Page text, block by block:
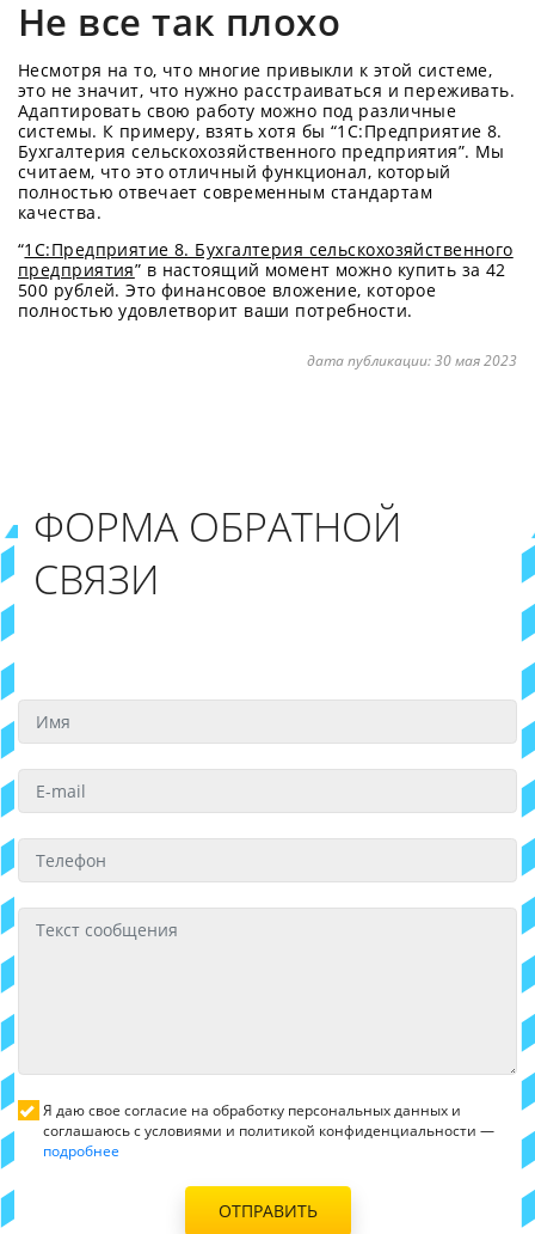
Не все так плохо
Несмотря на то, что многие привыкли к этой системе,
это не значит, что нужно расстраиваться и переживать.
Адаптировать свою работу можно под различные
системы. К примеру, взять хотя бы “1С:Предприятие 8.
Бухгалтерия сельскохозяйственного предприятия”. Мы
считаем, что это отличный функционал, который
полностью отвечает современным стандартам
качества.
“1С:Предприятие 8. Бухгалтерия сельскохозяйственного
предприятия” в настоящий момент можно купить за 42
500 рублей. Это финансовое вложение, которое
полностью удовлетворит ваши потребности.
дата публикации:30 мая 2023
ФОРМА ОБРАТНОЙ
СВЯЗИ
Я даю свое согласие на обработку персональных данных и
соглашаюсь с условиями и политикой конфиденциальности —
подробнее
ОТПРАВИТЬ